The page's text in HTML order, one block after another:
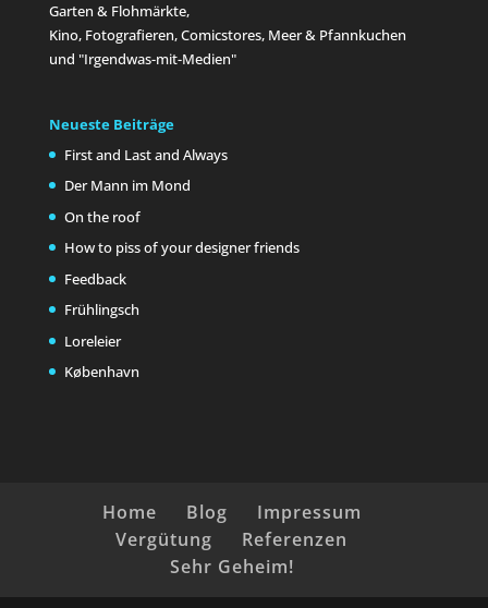
Garten & Flohmärkte,
Kino, Fotografieren, Comicstores, Meer & Pfannkuchen
und "Irgendwas-mit-Medien"
Neueste Beiträge
First and Last and Always
Der Mann im Mond
On the roof
How to piss of your designer friends
Feedback
Frühlingsch
Loreleier
København
Home Blog
Impressum
Vergütung
Referenzen
Sehr Geheim!